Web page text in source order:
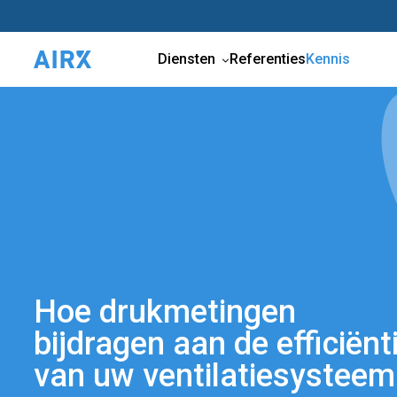
Diensten ReferentiesKennis
Hoe drukmetingen
bijdragen aan de
van uw ventilatiesysteem